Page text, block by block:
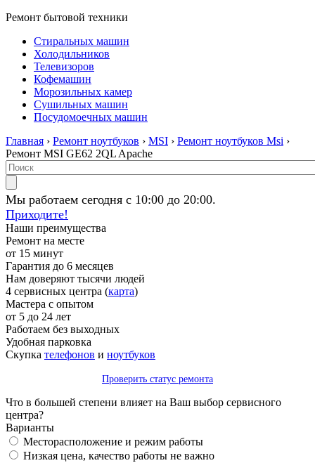
Ремонт бытовой техники
Стиральных машин
Холодильников
Телевизоров
Кофемашин
Морозильных камер
Сушильных машин
Посудомоечных машин
Главная › Ремонт ноутбуков › MSI › Ремонт ноутбуков Msi ›
Ремонт MSI GE62 2QL Apache
Мы работаем сегодня с 10:00 до 20:00.
Приходите!
Наши преимущества
Ремонт на месте
от 15 минут
Гарантия до 6 месяцев
Нам доверяют тысячи людей
4 сервисных центра (карта)
Мастера с опытом
от 5 до 24 лет
Работаем без выходных
Удобная парковка
Скупка телефонов и ноутбуков
Проверить статус ремонта
Что в большей степени влияет на Ваш выбор сервисного
центра?
Варианты
Месторасположение и режим работы
Низкая цена, качество работы не важно